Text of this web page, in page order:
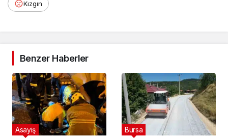
Kızgın
Benzer Haberler
Asayiş Bursa